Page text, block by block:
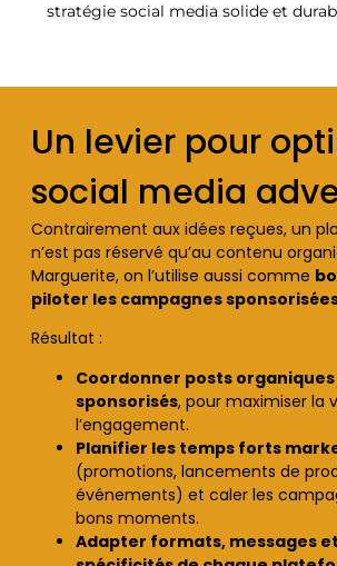
stratégie social media solide et
Un levier pour
social media
Contrairement aux idées reçues, un
n’est pas réservé qu’au contenu
Marguerite, on l’utilise aussi comme
piloter les campagnes
Résultat :
Coordonner posts
sponsorisés, pour maximiser la
l’engagement.
Planifier les temps forts
(promotions, lancements de
événements) et caler les
bons moments.
Adapter formats, messages